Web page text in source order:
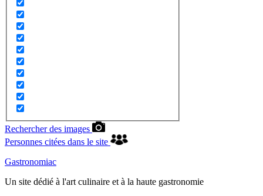
Rechercher des images
Personnes citées dans le site
Gastronomiac
Un site dédié à l'art culinaire et à la haute gastronomie